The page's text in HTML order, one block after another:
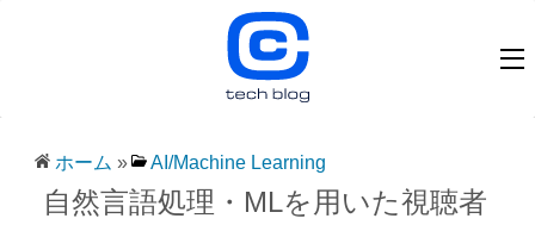
ホーム » AI/Machine Learning
自然言語処理・MLを用いた視聴者